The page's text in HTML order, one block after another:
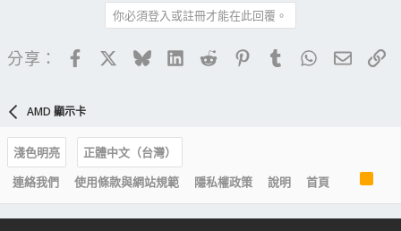
你必須登入或註冊才能在此回覆。
分享： FacebookBlueskyLinkedIn
Reddit PinterestTumblrWhatsApp
電子
AMD 顯示卡
淺色明亮
正體中文（台灣）
連絡我們
使用條款與網站規範 隱私權政策 說明 首頁
S